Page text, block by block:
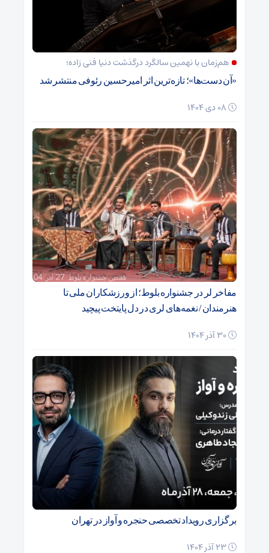
هم‌زمان با نهمین سالگرد درگذشت دنیا فنی زاده؛
«آن دست‌ها»؛ تازه‌ترین اثر امیرحسین رئوفی منتشر شد
مفاخر لر در جشنواره بلوط؛ از ورزشکاران ملی تا
هنرمندان / نغمه‌های لری در دل پایتخت پیچید
برگزاری رویداد تخصصی حنجره و آواز در تهران